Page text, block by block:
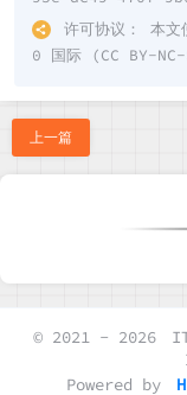
许可协议：
本文
0 国际 (CC BY-
上一篇
© 2021 - 2026
Powered by